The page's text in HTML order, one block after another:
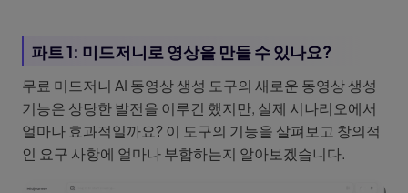
파트 1: 미드저니로 영상을 만들 수 있나요?
무료 미드저니 AI 동영상 생성 도구의 새로운 동영상 생성
기능은 상당한 발전을 이루긴 했지만, 실제 시나리오에서
얼마나 효과적일까요? 이 도구의 기능을 살펴보고 창의적
인 요구 사항에 얼마나 부합하는지 알아보겠습니다.